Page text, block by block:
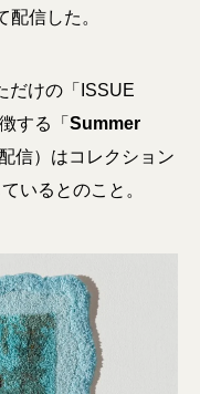
配信した。
だけの「ISSUE
する「 Summer
信）はコレクション
いるとのこと。